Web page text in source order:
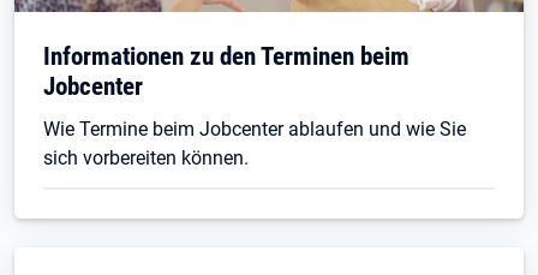
Informationen zu den Terminen beim
Jobcenter
Wie Termine beim Jobcenter ablaufen und wie Sie
sich vorbereiten können.